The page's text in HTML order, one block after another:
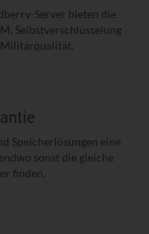
Server bieten die
Selbstverschlüsselung
Speicherlösungen eine
sonst die gleiche
finden.